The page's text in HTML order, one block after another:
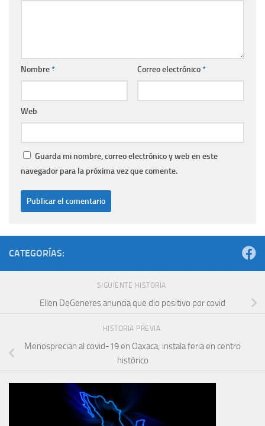
Nombre* Correo electrónico*
Web
Guarda mi nombre, correo electrónico y web en este
navegador para la próxima vez que comente.
CATEGORÍAS:
SIGUIENTE HISTORIA
Ellen DeGeneres anuncia que dio positivo por covid
HISTORIA PREVIA
Menosprecian al covid-19 en Oaxaca; instala feria en centro
histórico